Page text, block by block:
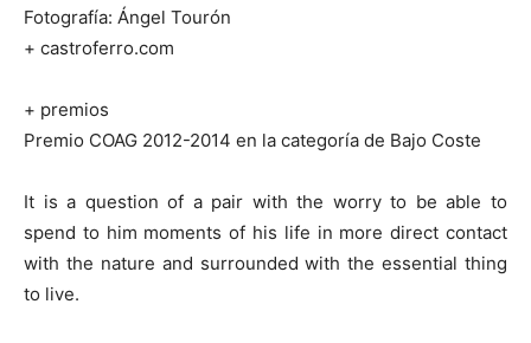
Fotografía: Ángel Tourón
+ castroferro.com
+ premios
Premio COAG 2012-2014 en la categoría de Bajo Coste
It is a question of a pair with the worry to be able to
spend to him moments of his life in more direct contact
with the nature and surrounded with the essential thing
to live.